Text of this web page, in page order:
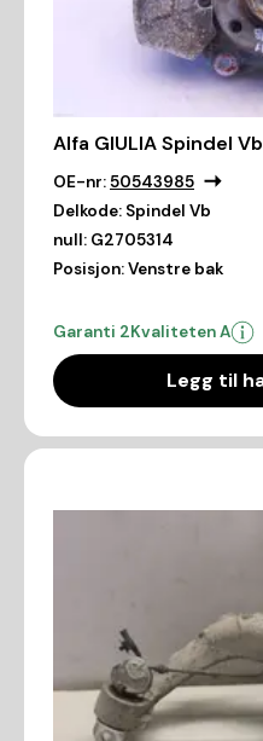
Alfa GIULIA Spindel Vb
OE-nr:50543985
Delkode: Spindel Vb
null: G2705314
Posisjon:Venstre bak
Garanti 2Kvaliteten A
Legg til